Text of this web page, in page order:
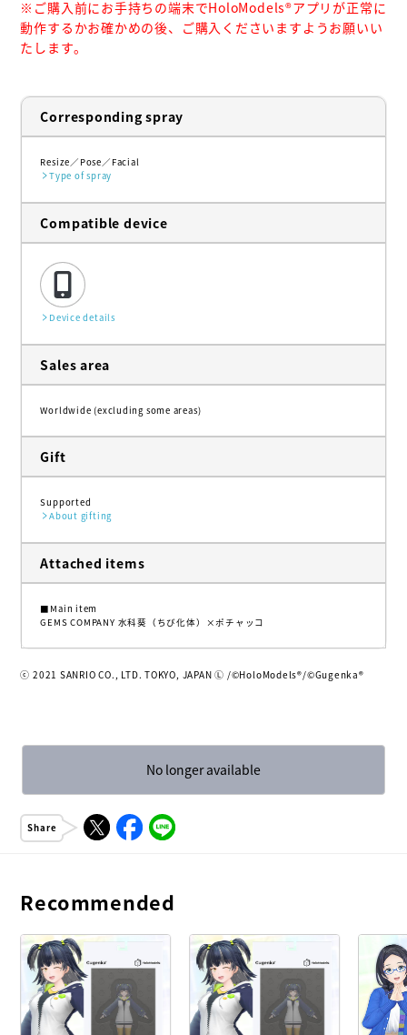
※ご購入前にお手持ちの端末でHoloModels®︎アプリが正常に
動作するかお確かめの後、ご購入くださいますようお願いい
たします。
Corresponding spray
Resize Pose
Facial
Type of spray
Compatible device
Device details
Sales area
Worldwide (excluding some areas)
Gift
Supported
About gifting
Attached items
■Main item
GEMS COMPANY 水科葵（ちび化体）×ポチャッコ
ⓒ 2021 SANRIO CO., LTD. TOKYO, JAPAN Ⓛ /©️HoloModels®︎/©️Gugenka®︎
No longer available
Share
Recommended